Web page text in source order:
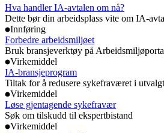
Hva handler IA-avtalen om nå?
Dette bør din arbeidsplass vite om IA-
Innføring
Forbedre arbeidsmiljøet
Bruk bransjeverktøy på
Virkemiddel
IA-bransjeprogram
Tiltak for å redusere sykefraværet i
Virkemiddel
Løse gjentagende sykefravær
Søk om tilskudd til ekspertbistand
Virkemiddel